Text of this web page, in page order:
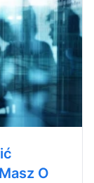
O